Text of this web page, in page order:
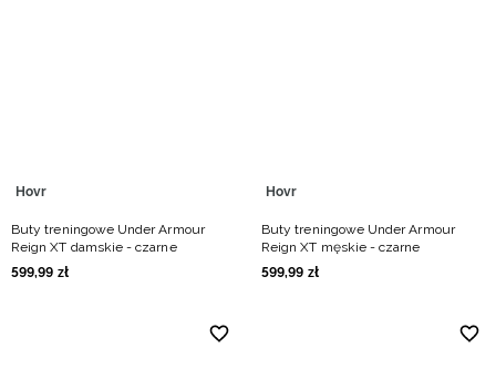
Hovr
Buty treningowe Under Armour
Reign XT damskie - czarne
599,99 zł
Hovr
Buty treningowe Under Armour
Reign XT męskie - czarne
599,99 zł